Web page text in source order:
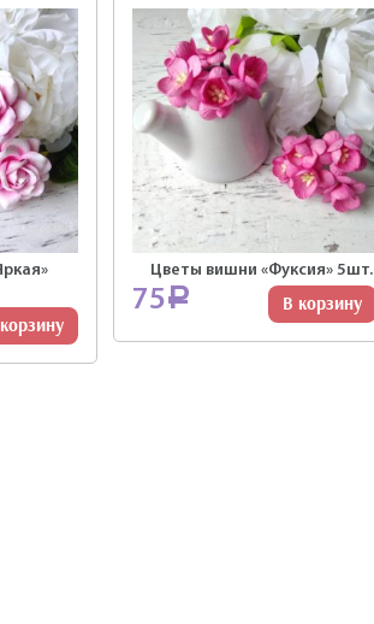
Цветы вишни «Фуксия» 5шт.
75Р В корзину